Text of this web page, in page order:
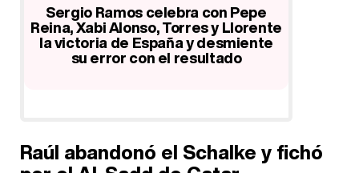
David Bustamante y Paula
Echevarría presumen de cuerpos
en Formentera
Raúl abandonó el Schalke y fichó